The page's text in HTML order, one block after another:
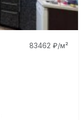
83462 ₽/м²